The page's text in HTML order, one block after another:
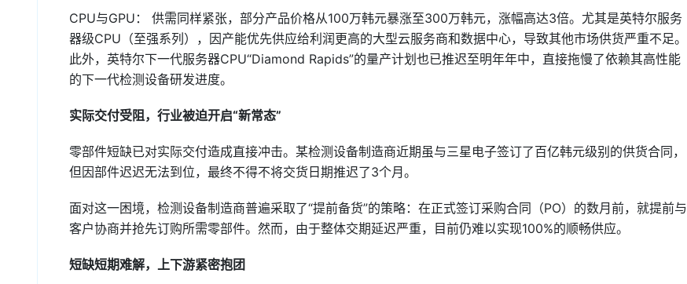
CPU与GPU： 供需同样紧张，部分产品价格从100万韩元暴涨至300万韩元，涨幅高达3倍。尤其是英特尔服务
器级CPU（至强系列），因产能优先供应给利润更高的大型云服务商和数据中心，导致其他市场供货严重不足。
此外，英特尔下一代服务器CPU“Diamond Rapids”的量产计划也已推迟至明年年中，直接拖慢了依赖其高性能
的下一代检测设备研发进度。
实际交付受阻，行业被迫开启“新常态”
零部件短缺已对实际交付造成直接冲击。某检测设备制造商近期虽与三星电子签订了百亿韩元级别的供货合同，
但因部件迟迟无法到位，最终不得不将交货日期推迟了3个月。
面对这一困境，检测设备制造商普遍采取了“提前备货”的策略：在正式签订采购合同（PO）的数月前，就提前与
客户协商并抢先订购所需零部件。然而，由于整体交期延迟严重，目前仍难以实现100%的顺畅供应。
短缺短期难解，上下游紧密抱团